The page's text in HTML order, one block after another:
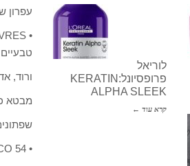
עפרון
טבעיים
ורוד,
מבטא
• ROUGE COCO 54 (Le Baiser מס' 54), הניצוץ של נצנץ זהב בוורוד עז, קלאסי מהול בחוצפה. – מחיר 213.62 ₪.
לוריאל
פרופסיונל:KERATIN
ALPHA SLEEK
קרא עוד ←